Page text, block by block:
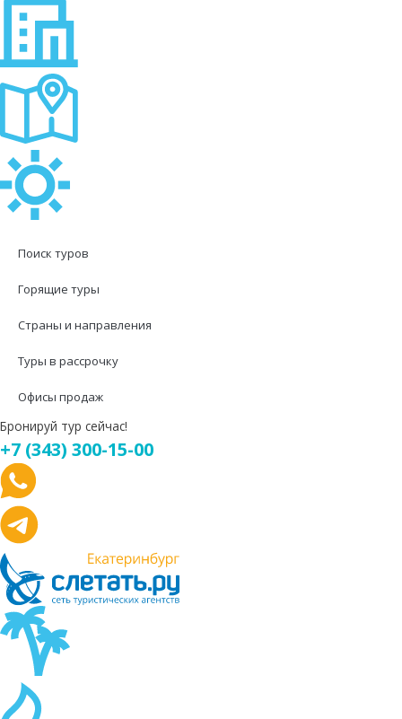
Поиск туров
Горящие туры
Страны и направления
Туры в рассрочку
Офисы продаж
Бронируй тур сейчас!
+7 (343) 300-15-00